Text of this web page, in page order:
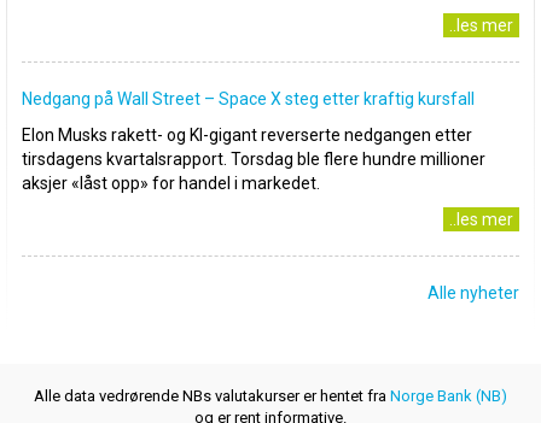
..les mer
Nedgang på Wall Street – Space X steg etter kraftig kursfall
Elon Musks rakett- og KI-gigant reverserte nedgangen etter
tirsdagens kvartalsrapport. Torsdag ble flere hundre millioner
aksjer «låst opp» for handel i markedet.
..les mer
Alle nyheter
Alle data vedrørende NBs valutakurser er hentet fra Norge Bank (NB)
og er rent informative.